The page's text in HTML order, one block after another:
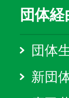
団体
団体
新団